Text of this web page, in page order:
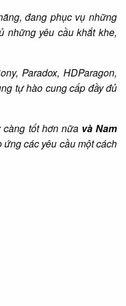
đang phục vụ những
những yêu cầu khắt khe,
Paradox, HDParagon,
tự hào cung cấp đầy đủ
càng tốt hơn nữa và Nam
các yêu cầu một cách